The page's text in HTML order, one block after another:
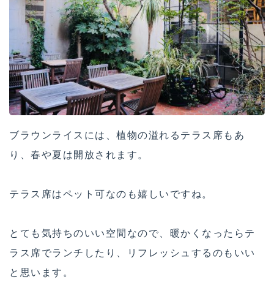
ブラウンライスには、植物の溢れるテラス席もあ
り、春や夏は開放されます。
テラス席はペット可なのも嬉しいですね。
とても気持ちのいい空間なので、暖かくなったらテ
ラス席でランチしたり、リフレッシュするのもいい
と思います。